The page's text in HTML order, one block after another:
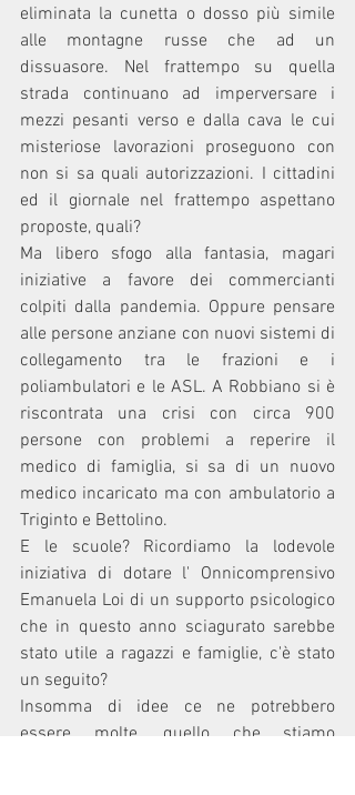
eliminata la cunetta o dosso più simile
alle montagne russe che ad un
dissuasore. Nel frattempo su quella
strada continuano ad imperversare i
mezzi pesanti verso e dalla cava le cui
misteriose lavorazioni proseguono con
non si sa quali autorizzazioni. I cittadini
ed il giornale nel frattempo aspettano
proposte, quali?
Ma libero sfogo alla fantasia, magari
iniziative a favore dei commercianti
colpiti dalla pandemia. Oppure pensare
alle persone anziane con nuovi sistemi di
collegamento tra le frazioni e i
poliambulatori e le ASL. A Robbiano si è
riscontrata una crisi con circa 900
persone con problemi a reperire il
medico di famiglia, si sa di un nuovo
medico incaricato ma con ambulatorio a
Triginto e Bettolino.
E le scuole? Ricordiamo la lodevole
iniziativa di dotare l' Onnicomprensivo
Emanuela Loi di un supporto psicologico
che in questo anno sciagurato sarebbe
stato utile a ragazzi e famiglie, c'è stato
un seguito?
Insomma di idee ce ne potrebbero
essere molte, quello che stiamo